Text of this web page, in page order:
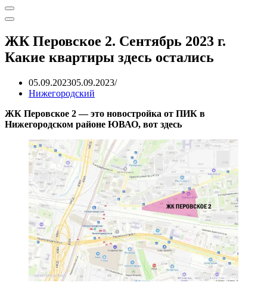
Меню
навигации
Меню
ЖК Перовское 2. Сентябрь 2023 г.
Какие квартиры здесь остались
05.09.202305.09.2023
Нижегородский
ЖК Перовское 2 — это новостройка от ПИК в
Нижегородском районе ЮВАО, вот здесь